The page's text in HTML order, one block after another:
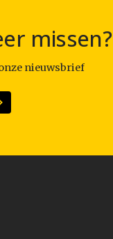
missen?
nieuwsbrief